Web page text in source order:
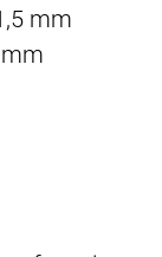
mm